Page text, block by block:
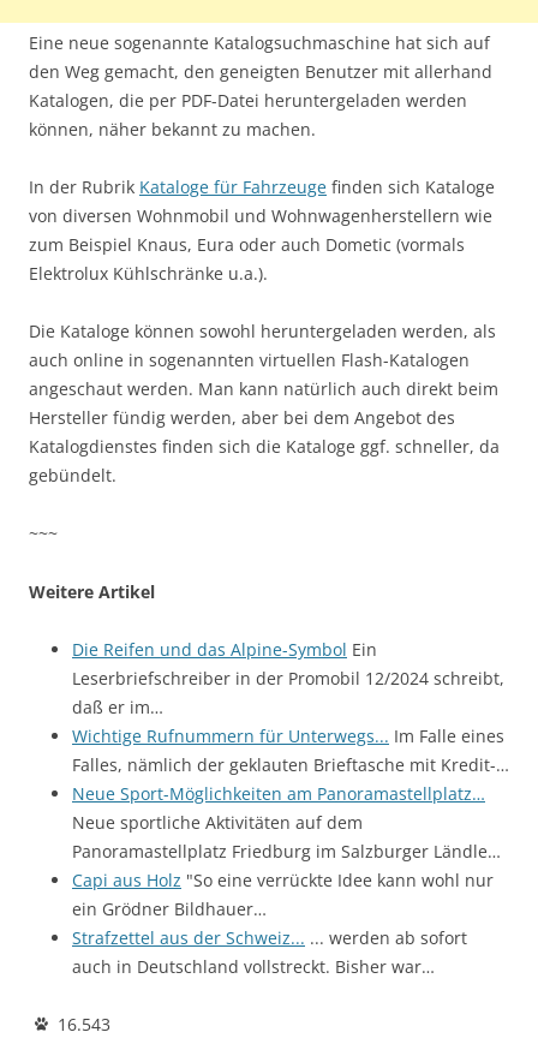
Eine neue sogenannte Katalogsuchmaschine hat sich auf
den Weg gemacht, den geneigten Benutzer mit allerhand
Katalogen, die per PDF-Datei heruntergeladen werden
können, näher bekannt zu machen.
In der Rubrik Kataloge für Fahrzeuge finden sich Kataloge
von diversen Wohnmobil und Wohnwagenherstellern wie
zum Beispiel Knaus, Eura oder auch Dometic (vormals
Elektrolux Kühlschränke u.a.).
Die Kataloge können sowohl heruntergeladen werden, als
auch online in sogenannten virtuellen Flash-Katalogen
angeschaut werden. Man kann natürlich auch direkt beim
Hersteller fündig werden, aber bei dem Angebot des
Katalogdienstes finden sich die Kataloge ggf. schneller, da
gebündelt.
~~~
Weitere Artikel
Die Reifen und das Alpine-Symbol Ein
Leserbriefschreiber in der Promobil 12/2024 schreibt,
daß er im…
Wichtige Rufnummern für Unterwegs... Im Falle eines
Falles, nämlich der geklauten Brieftasche mit Kredit-…
Neue Sport-Möglichkeiten am Panoramastellplatz…
Neue sportliche Aktivitäten auf dem
Panoramastellplatz Friedburg im Salzburger Ländle…
Capi aus Holz "So eine verrückte Idee kann wohl nur
ein Grödner Bildhauer…
Strafzettel aus der Schweiz... ... werden ab sofort
auch in Deutschland vollstreckt. Bisher war…
16.543